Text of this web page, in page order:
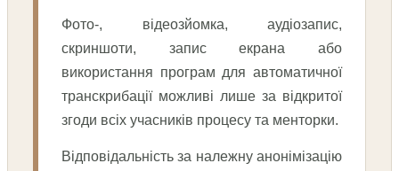
Фото-, відеозйомка, аудіозапис,
скриншоти, запис екрана або
використання програм для автоматичної
транскрибації можливі лише за відкритої
згоди всіх учасників процесу та менторки.
Відповідальність за належну анонімізацію